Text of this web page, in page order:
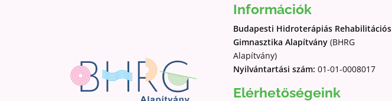
Információk
Budapesti Hidroterápiás Rehabilitációs
Gimnasztika Alapítvány(BHRG
Alapítvány)
Nyilvántartási szám: 01-01-0008017
Elérhetőségeink